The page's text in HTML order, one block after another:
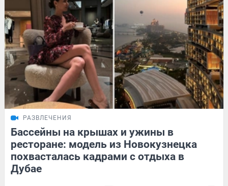
РАЗВЛЕЧЕНИЯ
Бассейны на крышах и ужины в
ресторане: модель из Новокузнецка
похвасталась кадрами с отдыха в
Дубае